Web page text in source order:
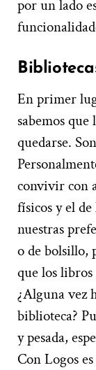
por un lado
En primer
sabemos
quedarse.
convivir con
físicos y el
nuestras
o de bolsillo,
que los
¿Alguna vez
biblioteca?
y pesada,
Con Logos